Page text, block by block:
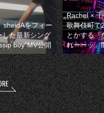
sheidAをフィー
した最新シング
boy”MV公開
Rachel ×
歌舞伎町で
とかする『
れーーッ』